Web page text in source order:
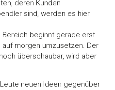
deren Kunden
sind, werden es hier
Bereich beginnt gerade erst
morgen umzusetzen. Der
überschaubar, wird aber
neuen Ideen gegenüber